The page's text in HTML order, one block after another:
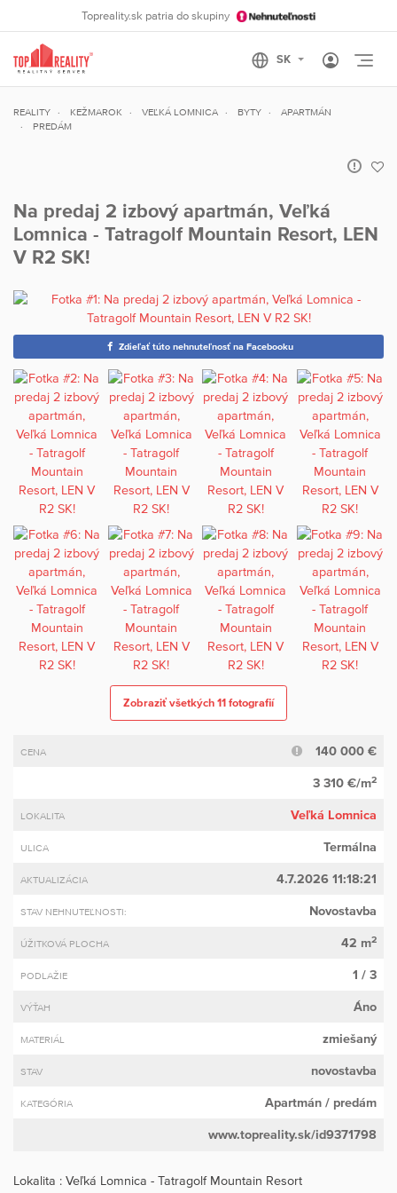
Topreality.sk patria do skupiny
REALITY KEŽMAROK VEĽKÁ LOMNICA BYTY
APARTMÁN
PREDÁM
Na predaj 2 izbový apartmán, Veľká
Lomnica - Tatragolf Mountain Resort, LEN
V R2 SK!
Zdieľať túto nehnuteľnosť na Facebooku
Zobraziť všetkých 11 fotografií
CENA 140 000 €
3 310 €/m2
LOKALITA Veľká Lomnica
ULICA Termálna
AKTUALIZÁCIA 4.7.2026 11:18:21
STAV NEHNUTEĽNOSTI: Novostavba
ÚŽITKOVÁ PLOCHA 42 m2
PODLAŽIE 1 / 3
VÝŤAH Áno
MATERIÁL zmiešaný
STAV novostavba
KATEGÓRIA Apartmán / predám
www.topreality.sk/id9371798
Lokalita : Veľká Lomnica - Tatragolf Mountain Resort